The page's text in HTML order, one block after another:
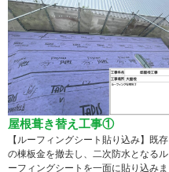
屋根葺き替え工事①
【ルーフィングシート貼り込み】既存
の棟板金を撤去し、二次防水となるル
ーフィングシートを一面に貼り込みま